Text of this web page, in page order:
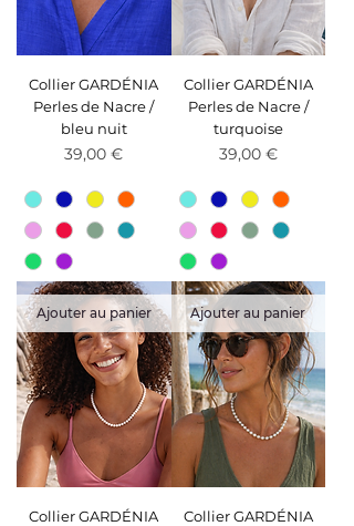
Collier GARDÉNIA
Perles de Nacre /
bleu nuit
Prix
39,00 €
Collier GARDÉNIA
Perles de Nacre /
turquoise
Prix
39,00 €
Ajouter au panier
Collier GARDÉNIA
Ajouter au panier
Collier GARDÉNIA